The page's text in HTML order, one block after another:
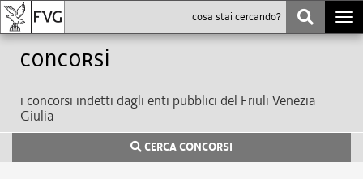
Concorsi
i concorsi indetti dagli enti pubblici del Friuli Venezia
Giulia
CERCA CONCORSI